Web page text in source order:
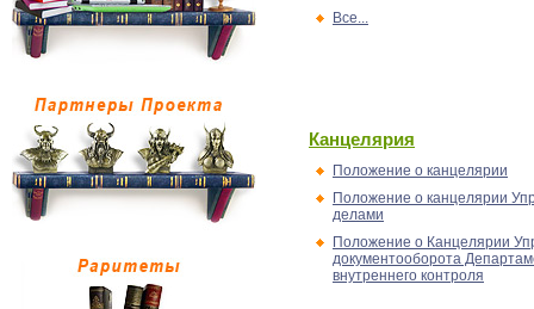
Все...
Канцелярия
Положение о канцелярии
Положение о канцелярии
делами
Положение о Канцелярии
документооборота
внутреннего контроля